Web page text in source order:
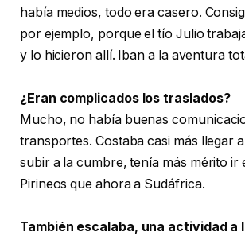
había medios, todo era casero.
por ejemplo, porque el tío Julio
y lo hicieron allí. Iban a la aventura
¿Eran complicados los traslados?
Mucho, no había buenas
transportes. Costaba casi más llegar
subir a la cumbre, tenía más mérito ir
Pirineos que ahora a Sudáfrica.
También escalaba, una actividad a